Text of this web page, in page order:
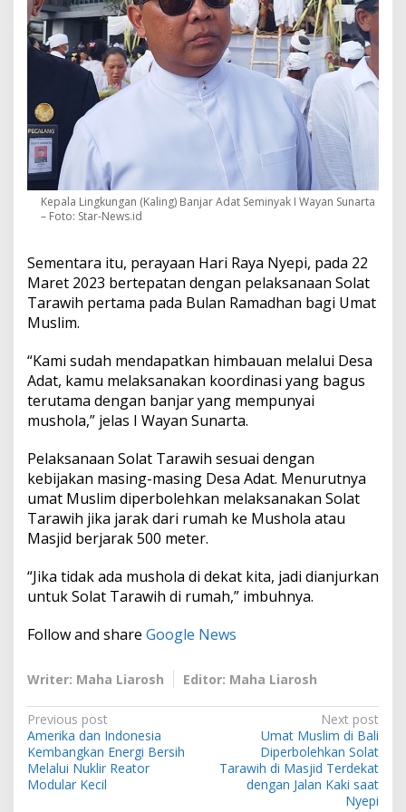
Kepala Lingkungan (Kaling) Banjar Adat Seminyak I Wayan Sunarta
– Foto: Star-News.id
Sementara itu, perayaan Hari Raya Nyepi, pada 22
Maret 2023 bertepatan dengan pelaksanaan Solat
Tarawih pertama pada Bulan Ramadhan bagi Umat
Muslim.
“Kami sudah mendapatkan himbauan melalui Desa
Adat, kamu melaksanakan koordinasi yang bagus
terutama dengan banjar yang mempunyai
mushola,” jelas I Wayan Sunarta.
Pelaksanaan Solat Tarawih sesuai dengan
kebijakan masing-masing Desa Adat. Menurutnya
umat Muslim diperbolehkan melaksanakan Solat
Tarawih jika jarak dari rumah ke Mushola atau
Masjid berjarak 500 meter.
“Jika tidak ada mushola di dekat kita, jadi dianjurkan
untuk Solat Tarawih di rumah,” imbuhnya.
Follow and share Google News
Writer: Maha Liarosh Editor: Maha Liarosh
P
o
s
t
Previous post
Amerika dan Indonesia
Kembangkan Energi Bersih
Melalui Nuklir Reator
Modular Kecil
Next post
Umat Muslim di Bali
Diperbolehkan Solat
Tarawih di Masjid Terdekat
dengan Jalan Kaki saat
Nyepi